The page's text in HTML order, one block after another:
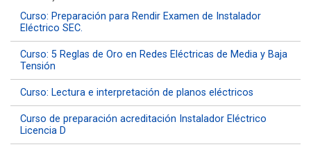
Curso: Preparación para Rendir Examen de Instalador
Eléctrico SEC.
Curso: 5 Reglas de Oro en Redes Eléctricas de Media y Baja
Tensión
Curso: Lectura e interpretación de planos eléctricos
Curso de preparación acreditación Instalador Eléctrico
Licencia D